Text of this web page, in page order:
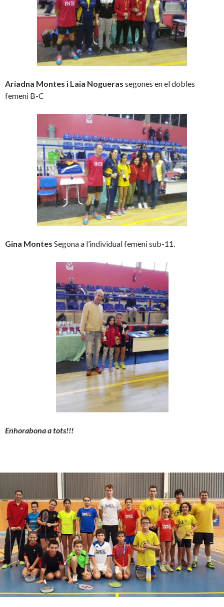
Ariadna Montes i Laia Nogueras segones en el dobles
femeni B-C
Gina Montes Segona a l’individual femeni sub-11.
Enhorabona a tots!!!